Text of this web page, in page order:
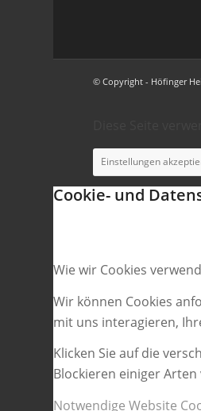
© Copyright - Höfinger
Einstellungen
Cookie- und
Wie wir Cookies
Wir können Cookies
mit uns interagieren,
Klicken Sie auf die
Blockieren einiger
Notwendige Website